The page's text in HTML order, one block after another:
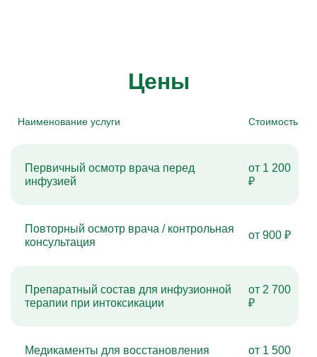
Цены
Наименование услуги Стоимость
Первичный осмотр врача перед
инфузией
от 1 200
₽
Повторный осмотр врача / контрольная
консультация
от 900 ₽
Препаратный состав для инфузионной
терапии при интоксикации
от 2 700
₽
Медикаменты для восстановления
от 1 500